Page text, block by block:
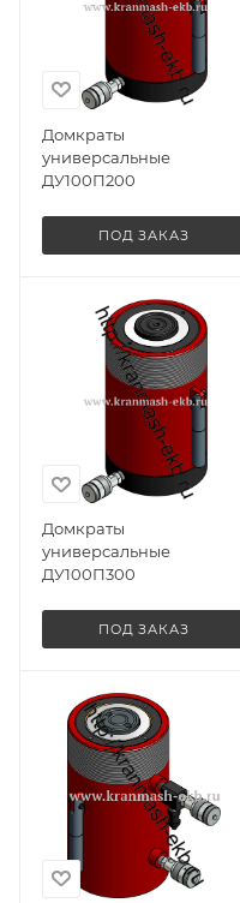
Домкраты
универсальные
ДУ100П200
ПОД ЗАКАЗ
Домкраты
универсальные
ДУ100П300
ПОД ЗАКАЗ